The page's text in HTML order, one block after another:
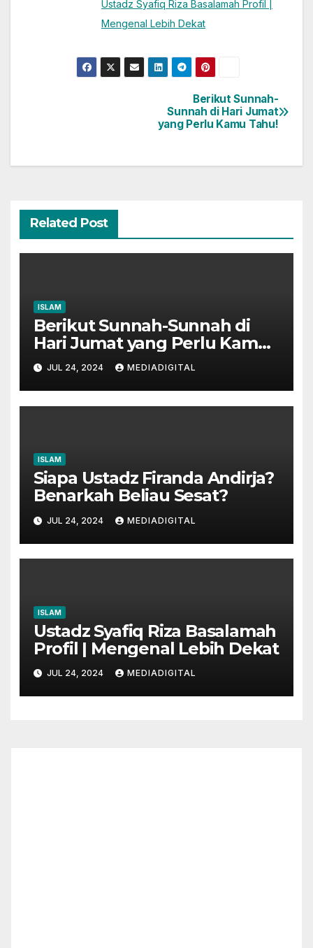
Ustadz Syafiq Riza Basalamah Profil |
Mengenal Lebih Dekat
Berikut Sunnah-
Sunnah di Hari Jumat
yang Perlu Kamu Tahu!
Related Post
ISLAM
Berikut Sunnah-Sunnah di
Hari Jumat yang Perlu Kamu
Tahu!
JUL 24, 2024 MEDIADIGITAL
ISLAM
Siapa Ustadz Firanda Andirja?
Benarkah Beliau Sesat?
JUL 24, 2024 MEDIADIGITAL
ISLAM
Ustadz Syafiq Riza Basalamah
Profil | Mengenal Lebih Dekat
JUL 24, 2024 MEDIADIGITAL